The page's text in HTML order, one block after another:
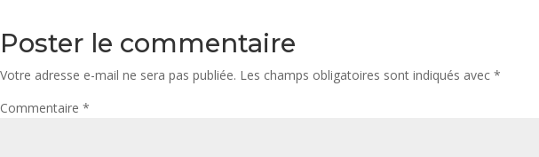
Poster le commentaire
Votre adresse e-mail ne sera pas publiée. Les champs obligatoires sont indiqués avec *
Commentaire *